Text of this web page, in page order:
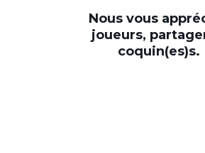
Nous vous
joueurs,
coquin(es)s.